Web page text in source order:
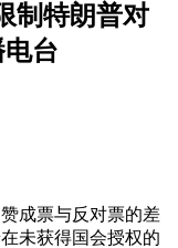
制特朗普对
台
成票与反对票的差
未获得国会授权的